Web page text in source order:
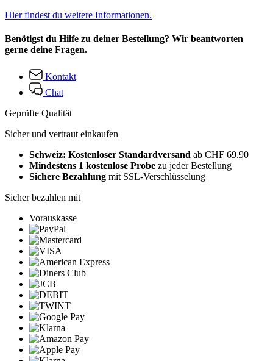
Hier findest du weitere Informationen.
Benötigst du Hilfe zu deiner Bestellung? Wir beantworten
gerne deine Fragen.
Kontakt
Chat
Geprüfte Qualität
Sicher und vertraut einkaufen
Schweiz: Kostenloser Standardversand ab CHF 69.90
Mindestens 1 kostenlose Probe zu jeder Bestellung
Sichere Bezahlung mit SSL-Verschlüsselung
Sicher bezahlen mit
Vorauskasse